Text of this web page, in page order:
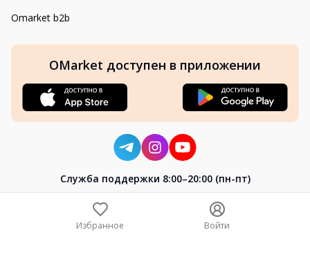
Omarket b2b
OMarket доступен в приложении
Cлужба поддержки 8:00–20:00 (пн-пт)
Избранное Войти